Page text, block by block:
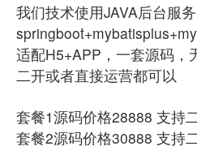
我们技术使用JAVA后台服
适配H5+APP，一套源码，
二开或者直接运营都可以
套餐1源码价格28888 支持
套餐2源码价格30888 支持